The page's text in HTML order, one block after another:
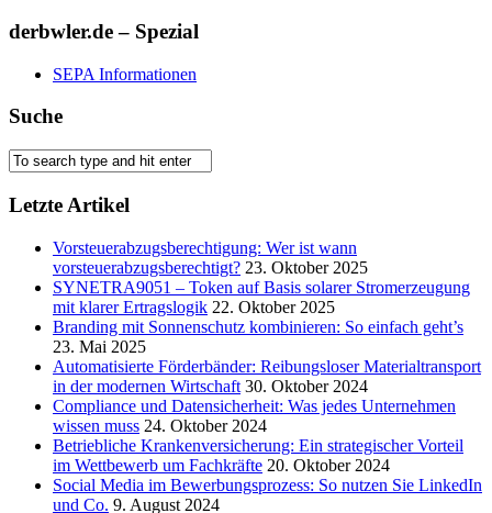
derbwler.de – Spezial
SEPA Informationen
Suche
Letzte Artikel
Vorsteuerabzugsberechtigung: Wer ist wann
vorsteuerabzugsberechtigt? 23. Oktober 2025
SYNETRA9051 – Token auf Basis solarer Stromerzeugung
mit klarer Ertragslogik 22. Oktober 2025
Branding mit Sonnenschutz kombinieren: So einfach geht’s
23. Mai 2025
Automatisierte Förderbänder: Reibungsloser Materialtransport
in der modernen Wirtschaft 30. Oktober 2024
Compliance und Datensicherheit: Was jedes Unternehmen
wissen muss 24. Oktober 2024
Betriebliche Krankenversicherung: Ein strategischer Vorteil
im Wettbewerb um Fachkräfte 20. Oktober 2024
Social Media im Bewerbungsprozess: So nutzen Sie LinkedIn
und Co. 9. August 2024